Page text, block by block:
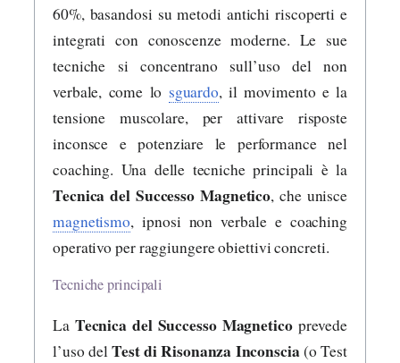
60%, basandosi su metodi antichi riscoperti e
integrati con conoscenze moderne. Le sue
tecniche si concentrano sull’uso del non
verbale, come lo sguardo, il movimento e la
tensione muscolare, per attivare risposte
inconsce e potenziare le performance nel
coaching. Una delle tecniche principali è la
Tecnica del Successo Magnetico, che unisce
magnetismo, ipnosi non verbale e coaching
operativo per raggiungere obiettivi concreti.
Tecniche principali
La Tecnica del Successo Magneticoprevede
l’uso delTest di Risonanza Inconscia (o Test